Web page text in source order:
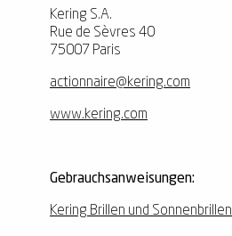
Kering S.A.
Rue de Sèvres 40
75007 Paris
actionnaire@kering.com
www.kering.com
Gebrauchsanweisungen:
Kering Brillen und Sonnenbrillen